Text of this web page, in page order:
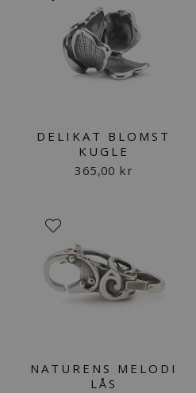
DELIKAT BLOMST
KUGLE
365,00 kr
NATURENS MELODI
LÅS